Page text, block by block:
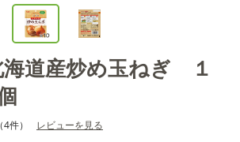
道産炒め玉ねぎ １
（4件） レビューを見る